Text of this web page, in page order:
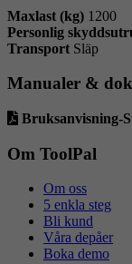
Maxlast (kg) 1200
Personlig
Transport Släp
Manualer &
Bruksanvisning-
Om ToolPal
Om oss
5 enkla steg
Bli kund
Våra depåer
Boka demo